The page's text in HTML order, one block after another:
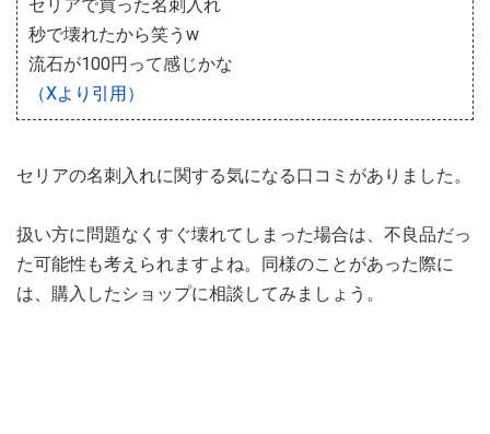
セリアで買った名刺入れ
秒で壊れたから笑うw
流石が100円って感じかな
（Xより引用）
セリアの名刺入れに関する気になる口コミがありました。
扱い方に問題なくすぐ壊れてしまった場合は、不良品だっ
た可能性も考えられますよね。同様のことがあった際に
は、購入したショップに相談してみましょう。